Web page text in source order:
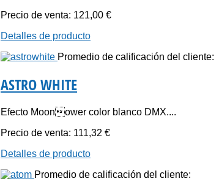
Precio de venta: 121,00 €
Detalles de producto
Promedio de calificación del cliente:
ASTRO WHITE
Efecto Moonower color blanco DMX....
Precio de venta: 111,32 €
Detalles de producto
Promedio de calificación del cliente: